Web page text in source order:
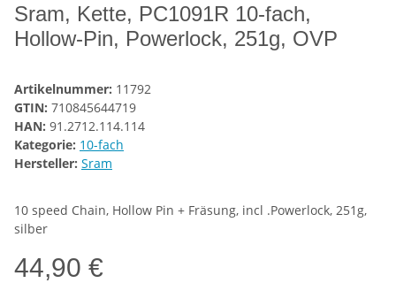
Sram, Kette, PC1091R 10-fach,
Hollow-Pin, Powerlock, 251g, OVP
Artikelnummer: 11792
GTIN: 710845644719
HAN: 91.2712.114.114
Kategorie: 10-fach
Hersteller: Sram
10 speed Chain, Hollow Pin + Fräsung, incl .Powerlock, 251g,
silber
44,90 €